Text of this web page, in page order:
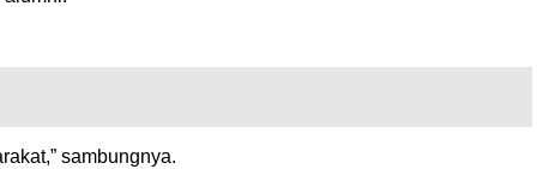
sambungnya.